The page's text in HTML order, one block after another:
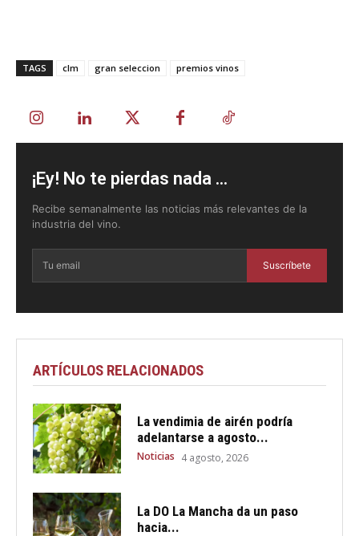
TAGS clm gran seleccion premios vinos
¡Ey! No te pierdas nada ...
Recibe semanalmente las noticias más relevantes de la
industria del vino.
Suscríbete
ARTÍCULOS RELACIONADOS
La vendimia de airén podría
adelantarse a agosto...
Noticias 4 agosto, 2026
La DO La Mancha da un paso
hacia...